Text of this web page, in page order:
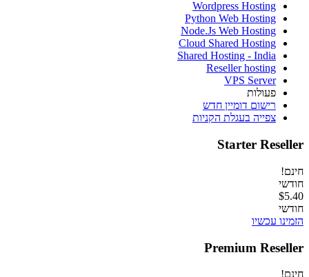
Wordpress Hosting
Python Web Hosting
Node.Js Web Hosting
Cloud Shared Hosting
Shared Hosting - India
Reseller hosting
VPS Server
פעולות
רישום דומיין חדש
צפייה בעגלת הקניות
Starter Reseller
חינם!
חודשי
$5.40
חודשי
הזמינו עכשיו
Premium Reseller
חינם!